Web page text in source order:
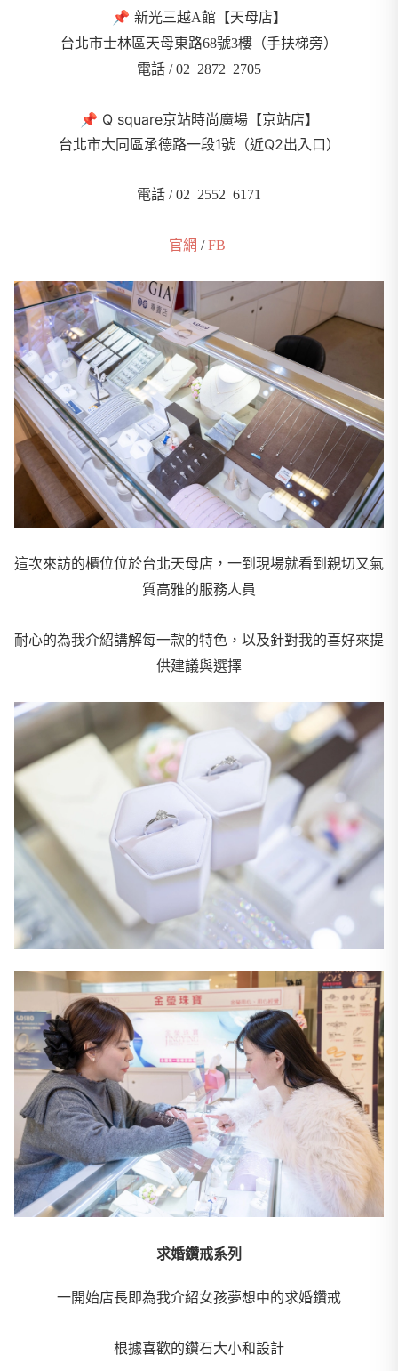
📌 新光三越A館【天母店】
台北市士林區天母東路68號3樓（手扶梯旁）
電話 / 02 2872 2705
📌 Q square京站時尚廣場【京站店】
台北市大同區承德路一段1號（近Q2出入口）
電話 /02 2552 6171
官網 /FB
這次來訪的櫃位位於台北天母店，一到現場就看到親切又氣
質高雅的服務人員
耐心的為我介紹講解每一款的特色，以及針對我的喜好來提
供建議與選擇
求婚鑽戒系列
一開始店長即為我介紹女孩夢想中的求婚鑽戒
根據喜歡的鑽石大小和設計